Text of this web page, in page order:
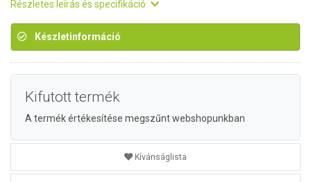
Részletes leírás és specifikáció
Készletinformáció
Kifutott termék
A termék értékesítése megszűnt webshopunkban
Kívánságlista